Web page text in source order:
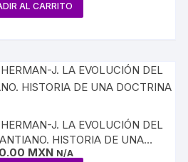
AL CARRITO
J. LA EVOLUCIÓN DEL
HISTORIA DE UNA
DOCTRINA
MXN N/A